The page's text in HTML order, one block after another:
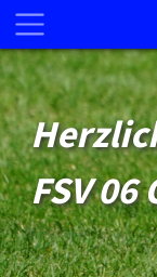
FSV 06